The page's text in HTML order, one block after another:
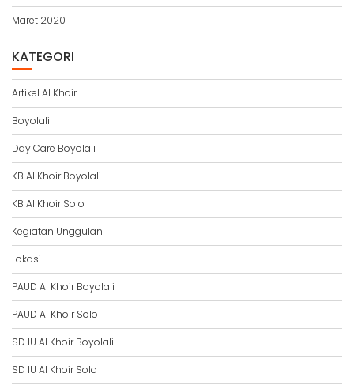
Maret 2020
KATEGORI
Artikel Al Khoir
Boyolali
Day Care Boyolali
KB Al Khoir Boyolali
KB Al Khoir Solo
Kegiatan Unggulan
Lokasi
PAUD Al Khoir Boyolali
PAUD Al Khoir Solo
SD IU Al Khoir Boyolali
SD IU Al Khoir Solo